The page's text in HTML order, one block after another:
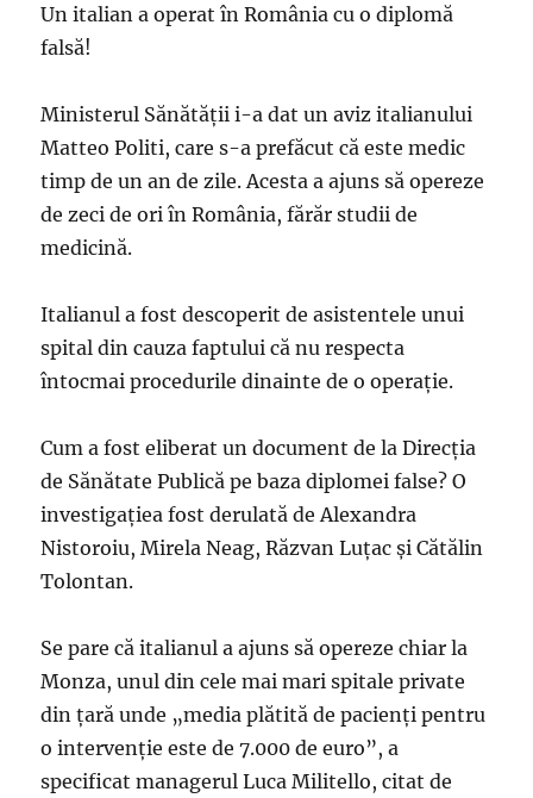
Un italian a operat în România cu o diplomă
falsă!
Ministerul Sănătății i-a dat un aviz italianului
Matteo Politi, care s-a prefăcut că este medic
timp de un an de zile. Acesta a ajuns să opereze
de zeci de ori în România, fărăr studii de
medicină.
Italianul a fost descoperit de asistentele unui
spital din cauza faptului că nu respecta
întocmai procedurile dinainte de o operație.
Cum a fost eliberat un document de la Direcția
de Sănătate Publică pe baza diplomei false? O
investigațiea fost derulată de Alexandra
Nistoroiu, Mirela Neag, Răzvan Luțac și Cătălin
Tolontan.
Se pare că italianul a ajuns să opereze chiar la
Monza, unul din cele mai mari spitale private
din țară unde „media plătită de pacienți pentru
o intervenție este de 7.000 de euro”, a
specificat managerul Luca Militello, citat de